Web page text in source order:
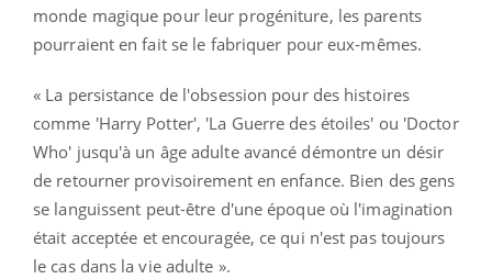
monde magique pour leur progéniture, les parents
pourraient en fait se le fabriquer pour eux-mêmes.
« La persistance de l'obsession pour des histoires
comme 'Harry Potter', 'La Guerre des étoiles' ou 'Doctor
Who' jusqu'à un âge adulte avancé démontre un désir
de retourner provisoirement en enfance. Bien des gens
se languissent peut-être d'une époque où l'imagination
était acceptée et encouragée, ce qui n'est pas toujours
le cas dans la vie adulte ».